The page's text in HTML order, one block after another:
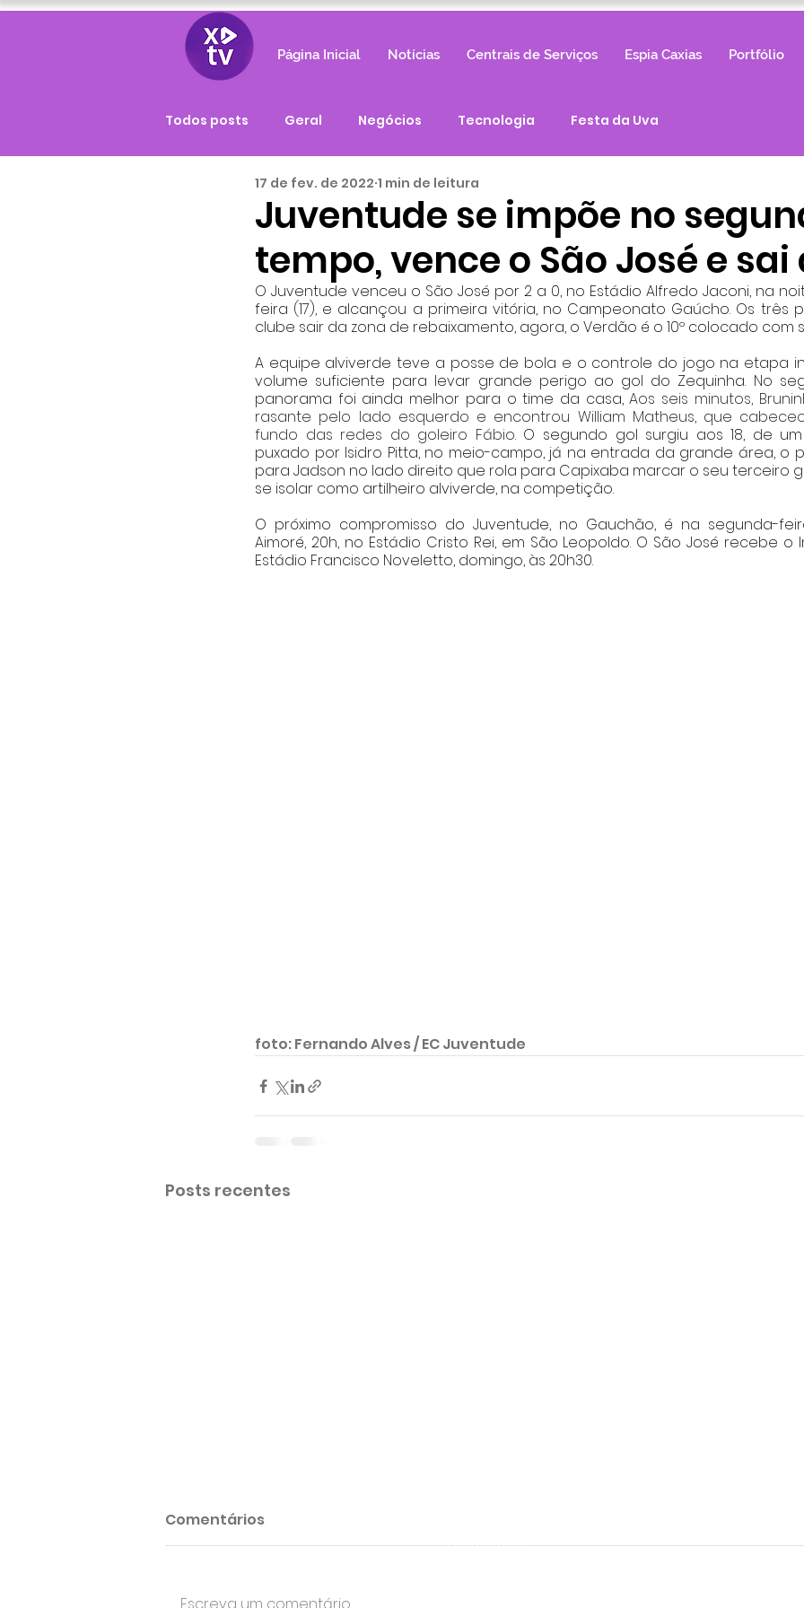
Página Inicial Notícias Centrais de Serviços Espia Caxias Portfólio
Todos posts Geral Negócios Tecnologia Festa da Uva
Juventude se impõe no
tempo, vence o São José e sai
17 de fev. de 2022 1 min de leitura
O Juventude venceu o São José por 2 a 0, no Estádio Alfredo Jaconi, na
feira (17), e alcançou a primeira vitória, no Campeonato Gaúcho. Os três
clube sair da zona de rebaixamento, agora, o Verdão é o 10º colocado com
A equipe alviverde teve a posse de bola e o controle do jogo na etapa
volume suficiente para levar grande perigo ao gol do Zequinha. No
panorama foi ainda melhor para o time da casa, Aos seis minutos,
rasante pelo lado esquerdo e encontrou William Matheus, que
fundo das redes do goleiro Fábio. O segundo gol surgiu aos 18, de
puxado por Isidro Pitta, no meio-campo, já na entrada da grande área, o
para Jadson no lado direito que rola para Capixaba marcar o seu terceiro
se isolar como artilheiro alviverde, na competição.
O próximo compromisso do Juventude, no Gauchão, é na segunda-
Aimoré, 20h, no Estádio Cristo Rei, em São Leopoldo. O São José recebe o
Estádio Francisco Noveletto, domingo, às 20h30.
foto: Fernando Alves / EC Juventude
Posts recentes
Comentários
Escreva um comentário
reservados.